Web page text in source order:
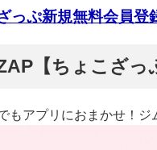
っぷ新規無料会員登
【ちょこざっ
もアプリにおまかせ！ジ